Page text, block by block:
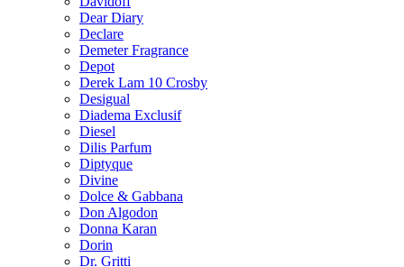
Dear Diary
Declare
Demeter Fragrance
Depot
Derek Lam 10 Crosby
Desigual
Diadema Exclusif
Diesel
Dilis Parfum
Diptyque
Divine
Dolce & Gabbana
Don Algodon
Donna Karan
Dorin
Dr. Gritti